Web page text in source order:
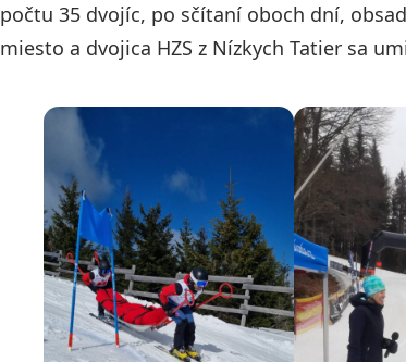
počtu 35 dvojíc, po sčítaní oboch dní,
miesto a dvojica HZS z Nízkych Tatier sa